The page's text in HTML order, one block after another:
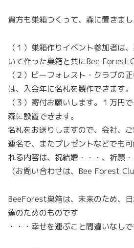
貴方も巣箱つくって、森に置きまし
（１）巣箱作りイベント参加者は
いて作った巣箱と共にBee Forest
（２）ビーフォレスト・クラブの
は、入会年に名札を製作できます。
（３）寄付お願いします。１万円
森に設置できます。
名札をお送りしますので、会社、
連名で、またプレゼントなどでも
れる内容は、祝結婚・・・、祈願
（お問い合わせは、Bee Forest
BeeForest巣箱は、未来のため、
達のためのものです
・・・幸せを運ぶこと間違いなしで